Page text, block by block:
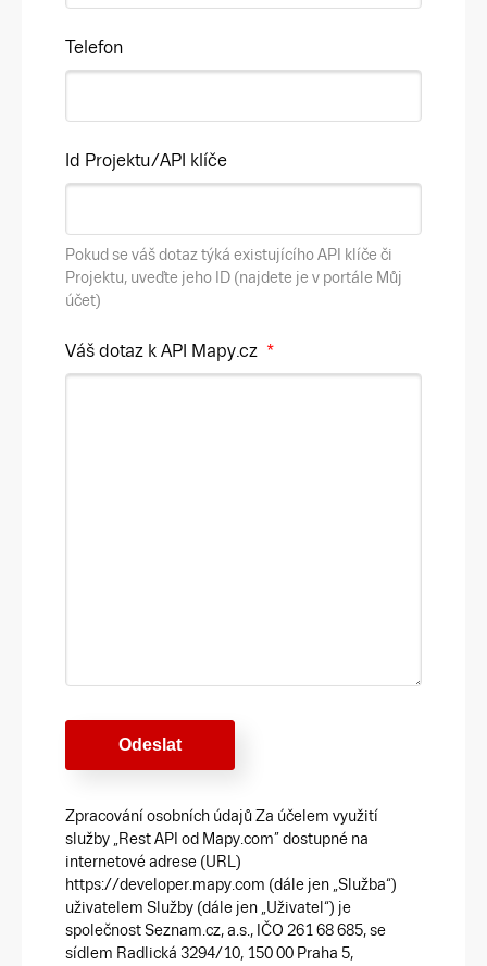
Telefon
Id Projektu/API klíče
Pokud se váš dotaz týká existujícího API klíče či
Projektu, uveďte jeho ID (najdete je v portále Můj
účet)
Váš dotaz k API Mapy.cz *
Zpracování osobních údajů Za účelem využití
služby „Rest API od Mapy.com” dostupné na
internetové adrese (URL)
https://developer.mapy.com (dále jen „Služba“)
uživatelem Služby (dále jen „Uživatel“) je
společnost Seznam.cz, a.s., IČO 261 68 685, se
sídlem Radlická 3294/10, 150 00 Praha 5,